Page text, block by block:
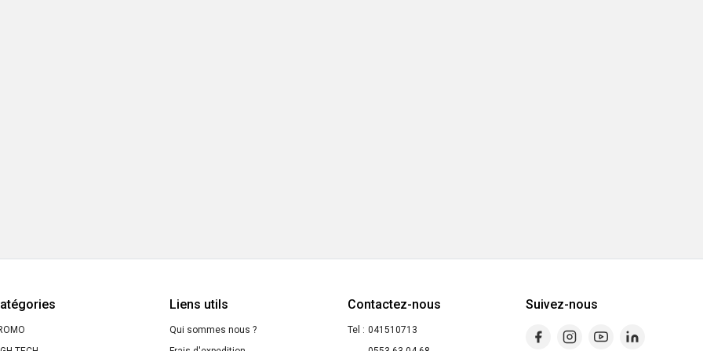
Liens utils
Qui sommes nous ?
Contactez-nous
Tel : 041510713
Suivez-nous